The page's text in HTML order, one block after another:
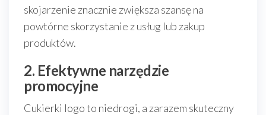
skojarzenie znacznie zwiększa szansę na
powtórne skorzystanie z usług lub zakup
produktów.
2. Efektywne narzędzie
promocyjne
Cukierki logo to niedrogi, a zarazem skuteczny